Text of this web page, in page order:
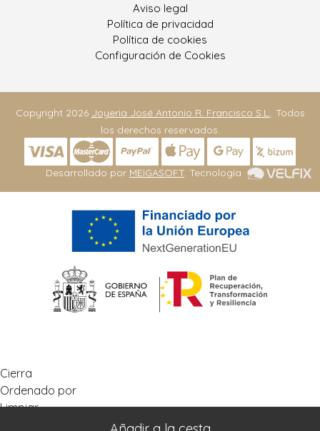
Aviso legal
Política de privacidad
Política de cookies
Configuración de Cookies
Copyright 2026 Joyeria José Antonio R. Francisco S.L.. Todos
los derechos reservados.
Desarrollado por MEIGASOFT . Tecnología
Cierra
Ordenado por
Limpiar